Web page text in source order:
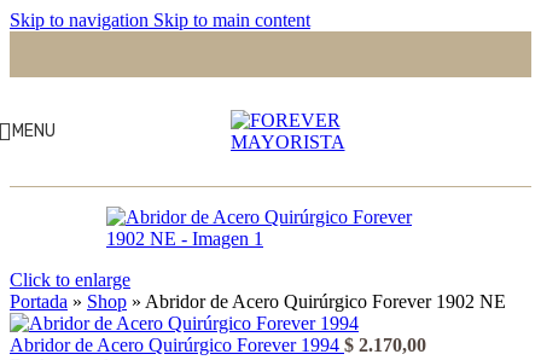
Skip to navigation Skip to main content
MENU
Click to enlarge
Portada » Shop » Abridor de Acero Quirúrgico Forever 1902 NE
Abridor de Acero Quirúrgico Forever 1994 $ 2.170,00